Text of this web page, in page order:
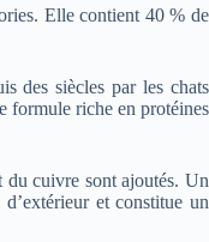
Elle contient 40 % de
des siècles par les chats
formule riche en protéines
du cuivre sont ajoutés. Un
et constitue un